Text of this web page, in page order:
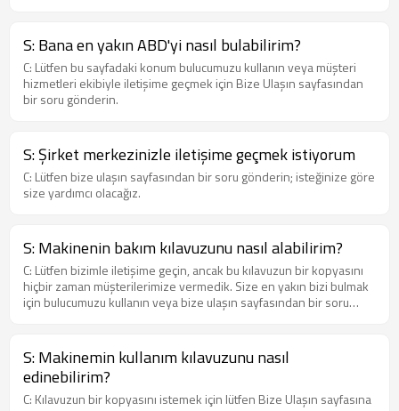
S: Bana en yakın ABD'yi nasıl bulabilirim?
C: Lütfen bu sayfadaki konum bulucumuzu kullanın veya müşteri
hizmetleri ekibiyle iletişime geçmek için Bize Ulaşın sayfasından
bir soru gönderin.
S: Şirket merkezinizle iletişime geçmek istiyorum
C: Lütfen bize ulaşın sayfasından bir soru gönderin; isteğinize göre
size yardımcı olacağız.
S: Makinenin bakım kılavuzunu nasıl alabilirim?
C: Lütfen bizimle iletişime geçin, ancak bu kılavuzun bir kopyasını
hiçbir zaman müşterilerimize vermedik. Size en yakın bizi bulmak
için bulucumuzu kullanın veya bize ulaşın sayfasından bir soru
S: Makinemin kullanım kılavuzunu nasıl
edinebilirim?
C: Kılavuzun bir kopyasını istemek için lütfen Bize Ulaşın sayfasına